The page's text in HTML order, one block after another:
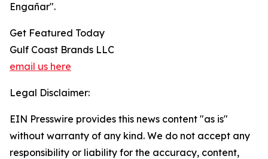
Engañar".
Get Featured Today
Gulf Coast Brands LLC
email us here
Legal Disclaimer:
EIN Presswire provides this news content "as is"
without warranty of any kind. We do not accept any
responsibility or liability for the accuracy, content,